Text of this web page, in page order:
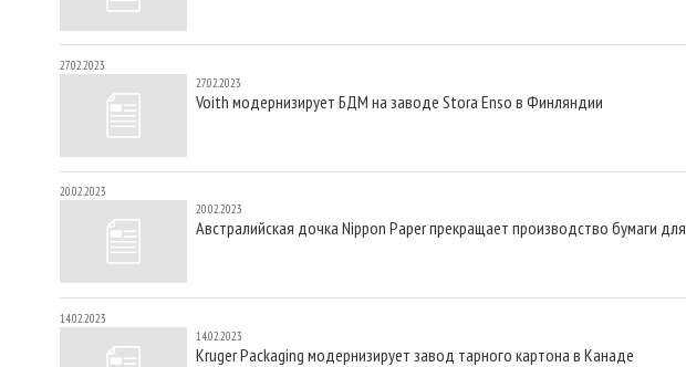
27.02.2023
27.02.2023
Voith модернизирует БДМ на заводе Stora Enso в Финляндии
20.02.2023
20.02.2023
Австралийская дочка Nippon Paper прекращает производство бумаги
14.02.2023
14.02.2023
Kruger Packaging модернизирует завод тарного картона в Канаде